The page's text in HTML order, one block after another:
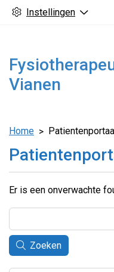
Instellingen
Vianen
Home
Er is een onverwachte
Zoeken